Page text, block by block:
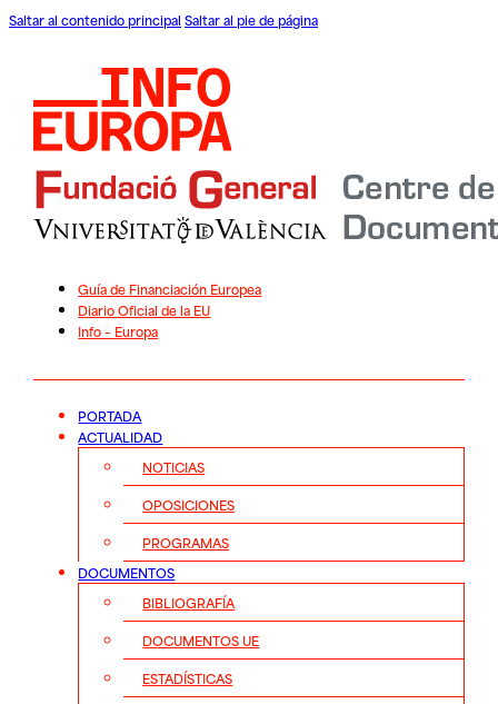
Saltar al contenido principal Saltar al pie de página
Guía de Financiación Europea
Diario Oficial de la EU
Info – Europa
PORTADA
ACTUALIDAD
NOTICIAS
OPOSICIONES
PROGRAMAS
DOCUMENTOS
BIBLIOGRAFÍA
DOCUMENTOS UE
ESTADÍSTICAS